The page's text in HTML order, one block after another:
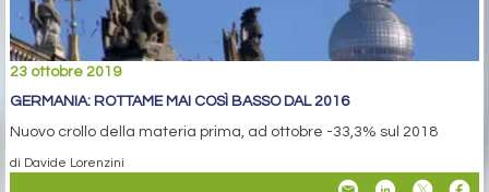
23 ottobre 2019
GERMANIA: ROTTAME MAI COSÌ BASSO DAL 2016
Nuovo crollo della materia prima, ad ottobre -33,3% sul 2018
di Davide Lorenzini